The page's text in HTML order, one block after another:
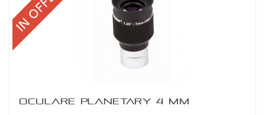
OCULARE PLANETARY 4 MM